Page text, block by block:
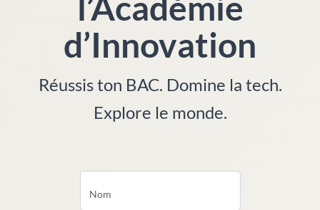
d’Innovation
Réussis ton BAC. Domine la tech.
Explore le monde.
Nom